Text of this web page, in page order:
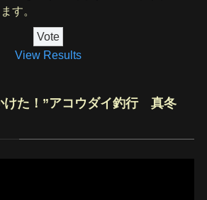
す。
View Results
けた！”アコウダイ釣行 真冬